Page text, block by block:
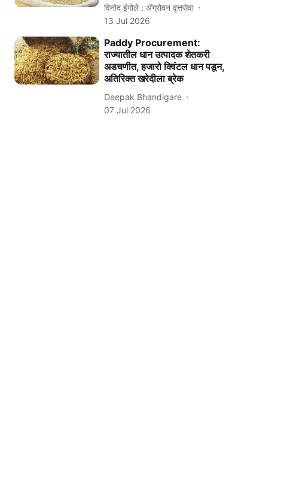
विनोद इंगोले : ॲग्रोवन वृत्तसेवा
13 Jul 2026
Paddy Procurement:
राज्यातील धान उत्पादक शेतकरी
अडचणीत, हजारो क्विंटल धान पडून,
अतिरिक्त खरेदीला ब्रेक
Deepak Bhandigare
07 Jul 2026